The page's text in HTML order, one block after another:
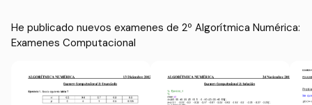
He publicado nuevos examenes de 2º Algorítmica Numérica:
Examenes Computacional